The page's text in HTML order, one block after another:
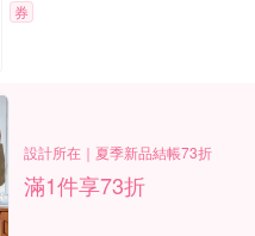
券
設計所在｜夏季新品結帳73折
滿1件享73折